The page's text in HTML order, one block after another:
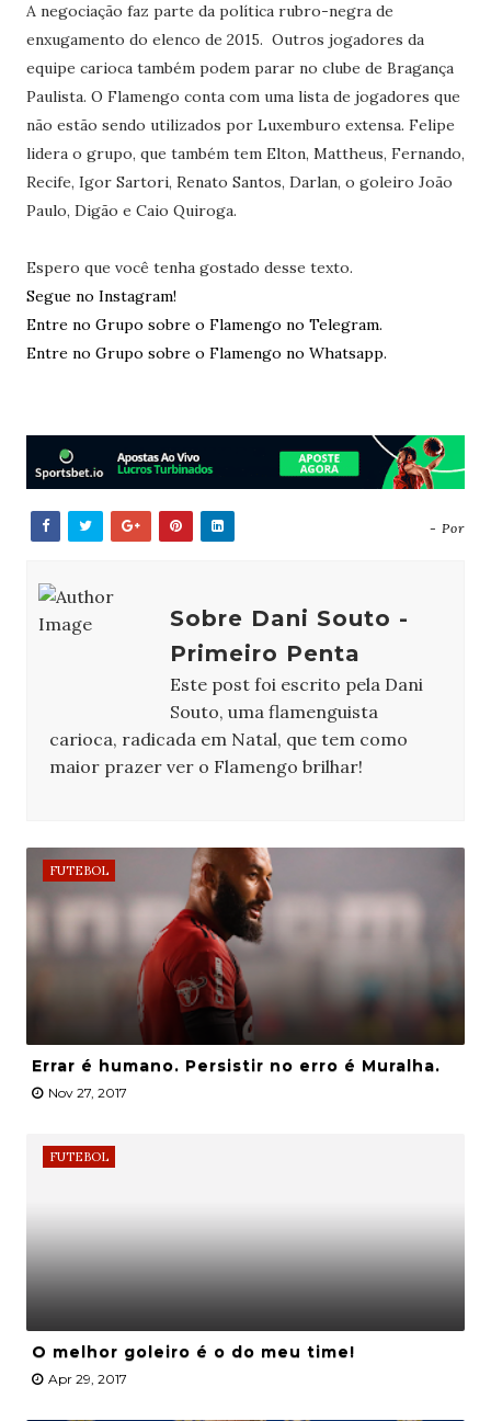
A negociação faz parte da política rubro-negra de
enxugamento do elenco de 2015. Outros jogadores da
equipe carioca também podem parar no clube de Bragança
Paulista. O Flamengo conta com uma lista de jogadores que
não estão sendo utilizados por Luxemburo extensa. Felipe
lidera o grupo, que também tem Elton, Mattheus, Fernando,
Recife, Igor Sartori, Renato Santos, Darlan, o goleiro João
Paulo, Digão e Caio Quiroga.
Espero que você tenha gostado desse texto.
Segue no Instagram!
Entre no Grupo sobre o Flamengo no Telegram.
Entre no Grupo sobre o Flamengo no Whatsapp.
- Por
Sobre Dani Souto -
Primeiro Penta
Este post foi escrito pela Dani
Souto, uma flamenguista
carioca, radicada em Natal, que tem como
maior prazer ver o Flamengo brilhar!
FUTEBOL
Errar é humano. Persistir no erro é Muralha.
Nov 27, 2017
FUTEBOL
O melhor goleiro é o do meu time!
Apr 29, 2017